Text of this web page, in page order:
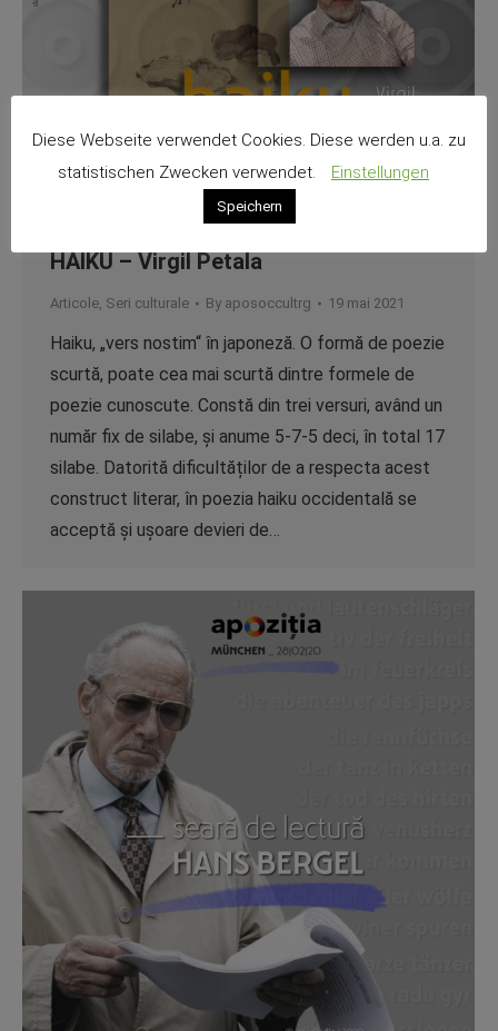
HAIKU – Virgil Petala
Articole, Seri culturale By aposoccultrg 19 mai 2021
Haiku, „vers nostim“ în japoneză. O formă de poezie
scurtă, poate cea mai scurtă dintre formele de
poezie cunoscute. Constă din trei versuri, având un
număr fix de silabe, și anume 5-7-5 deci, în total 17
silabe. Datorită dificultăților de a respecta acest
construct literar, în poezia haiku occidentală se
acceptă și ușoare devieri de…
Diese Webseite verwendet Cookies. Diese werden u.a. zu
statistischen Zwecken verwendet.
Einstellungen
Speichern